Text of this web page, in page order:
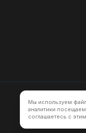
Политика
Мы используем
аналитики
соглашаетесь с